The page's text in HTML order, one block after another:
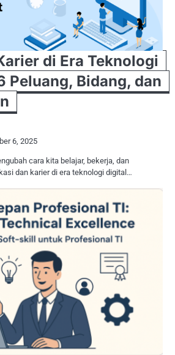
di Era Teknologi
Peluang, Bidang, dan
6, 2025
cara kita belajar, bekerja, dan
dan karier di era teknologi digital…